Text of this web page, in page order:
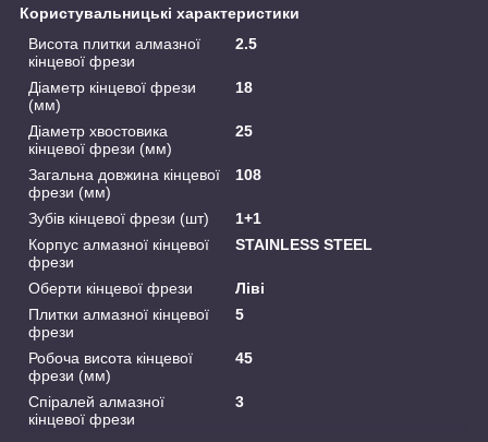
Користувальницькі характеристики
Висота плитки алмазної
кінцевої фрези
2.5
Діаметр кінцевої фрези
(мм)
18
Діаметр хвостовика
кінцевої фрези (мм)
25
Загальна довжина кінцевої
фрези (мм)
108
Зубів кінцевої фрези (шт)
1+1
Корпус алмазної кінцевої
фрези
STAINLESS STEEL
Оберти кінцевої фрези
Ліві
Плитки алмазної кінцевої
фрези
5
Робоча висота кінцевої
фрези (мм)
45
Спіралей алмазної
кінцевої фрези
3